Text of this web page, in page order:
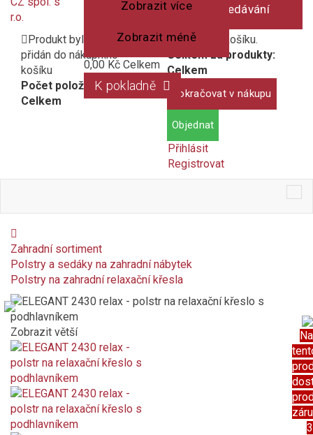
Vyhledávání
Zobrazit více
Zobrazit méně
0,00 Kč Celkem
K pokladně
Produkt byl úspěšně
přidán do nákupního
košíku
Počet položek:
Celkem
1 produkt v košíku.
Celkem za produkty:
Celkem
Pokračovat v nákupu
Objednat
Přihlásit
Registrovat
Zahradní sortiment
Polstry a sedáky na zahradní nábytek
Polstry na zahradní relaxační křesla
Na
3
Zobrazit větší